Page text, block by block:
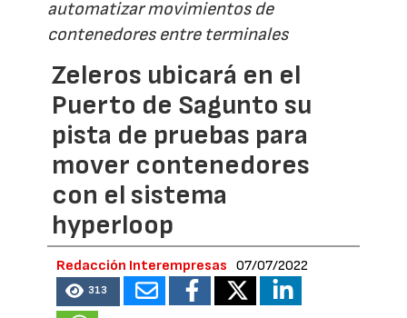
automatizar movimientos de
contenedores entre terminales
Zeleros ubicará en el
Puerto de Sagunto su
pista de pruebas para
mover contenedores
con el sistema
hyperloop
Redacción Interempresas 07/07/2022
313